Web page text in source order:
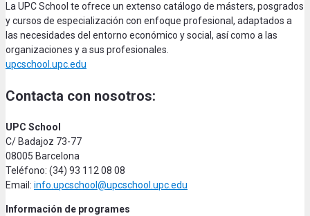
La UPC School te ofrece un extenso catálogo de másters, posgrados
y cursos de especialización con enfoque profesional, adaptados a
las necesidades del entorno económico y social, así como a las
organizaciones y a sus profesionales.
upcschool.upc.edu
Contacta con nosotros:
UPC School
C/ Badajoz 73-77
08005 Barcelona
Teléfono: (34) 93 112 08 08
Email: info.upcschool@upcschool.upc.edu
Información de programes